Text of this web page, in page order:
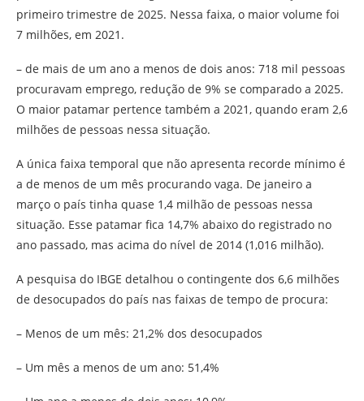
primeiro trimestre de 2025. Nessa faixa, o maior volume foi
7 milhões, em 2021.
– de mais de um ano a menos de dois anos: 718 mil pessoas
procuravam emprego, redução de 9% se comparado a 2025.
O maior patamar pertence também a 2021, quando eram 2,6
milhões de pessoas nessa situação.
A única faixa temporal que não apresenta recorde mínimo é
a de menos de um mês procurando vaga. De janeiro a
março o país tinha quase 1,4 milhão de pessoas nessa
situação. Esse patamar fica 14,7% abaixo do registrado no
ano passado, mas acima do nível de 2014 (1,016 milhão).
A pesquisa do IBGE detalhou o contingente dos 6,6 milhões
de desocupados do país nas faixas de tempo de procura:
– Menos de um mês: 21,2% dos desocupados
– Um mês a menos de um ano: 51,4%